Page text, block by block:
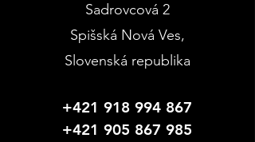
Sadrovcová 2
Spišská Nová Ves,
Slovenská republika
+421 918 994 867
+421 905 867 985